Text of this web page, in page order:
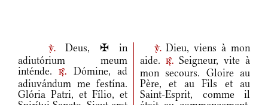
v.Deus, ✠ in
adiutórium meum
inténde.r.
Dómine, ad
adiuvándum me festína.
Glória Patri, et Fílio, et
v.Dieu, viens à mon
aide.
r. Seigneur, vite à
mon secours. Gloire au
Père, et au Fils et au
Saint-Esprit, comme il